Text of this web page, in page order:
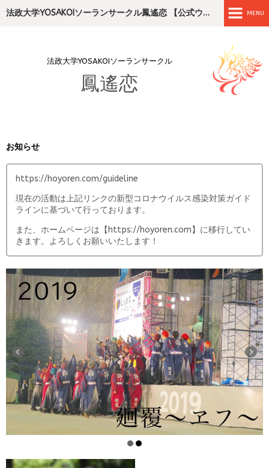
法政大学YOSAKOIソーランサークル鳳遙恋 【公式ウェブサイト】
法政大学YOSAKOIソーランサークル
鳳遙恋
MENU
年間スケジュール
twitter
掲示板
お知らせ
https://hoyoren.com/guideline
現在の活動は上記リンクの新型コロナウイルス感染対策ガイド
ラインに基づいて行っております。
また、ホームページは【https://hoyoren.com】に移行してい
きます。よろしくお願いいたします！